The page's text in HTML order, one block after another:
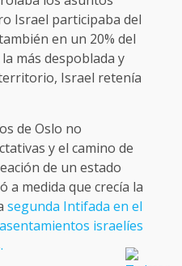
Israel participaba del
en un 20% del
más despoblada y
Israel retenía
de Oslo no
y el camino de
de un estado
a medida que crecía la
segunda Intifada en el
israelíes